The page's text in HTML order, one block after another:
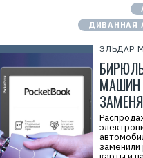
ДИВАННАЯ
ЭЛЬДАР